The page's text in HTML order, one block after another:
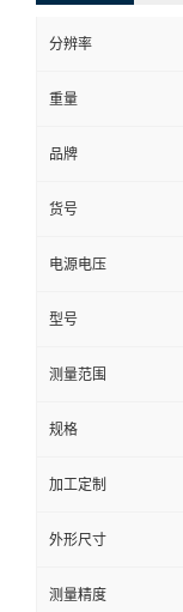
线
留
言
分辨率
重量
品牌
货号
电源电压
型号
测量范围
规格
加工定制
外形尺寸
测量精度